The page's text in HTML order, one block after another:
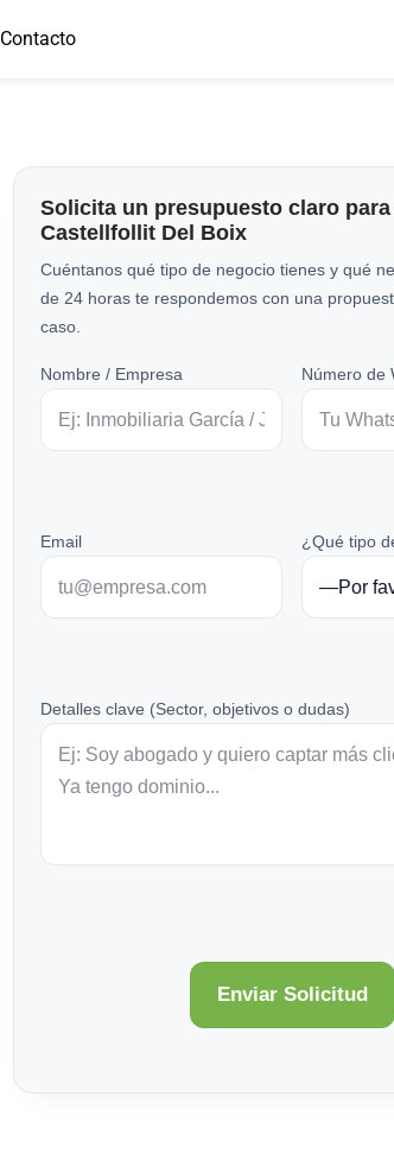
Contacto
Solicita un presupuesto claro para
Castellfollit Del Boix
Cuéntanos qué tipo de negocio tienes y qué
de 24 horas te respondemos con una
caso.
Nombre / Empresa Número de
Email ¿Qué tipo
Detalles clave (Sector, objetivos o dudas)